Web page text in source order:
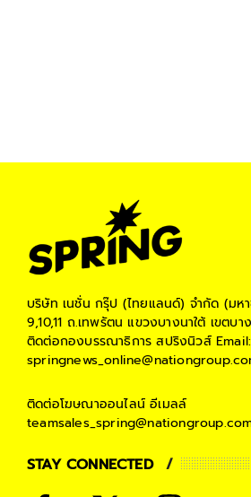
บริษัท เนชั่น กรุ๊ป (ไทยแลนด์) จำกัด (มห
9,10,11 ถ.เทพรัตน แขวงบางนาใต้ เขตบ
ติดต่อกองบรรณาธิการ สปริงนิวส์Email:
ติดต่อโฆษณาออนไลน์ อีเมลล์
STAY CONNECTED